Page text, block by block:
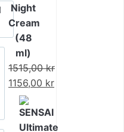
Night
Cream
(48
ml)
1515,00kr
Det
ursprungliga
priset
var:
1156,00 kr
Det
nuvarande
priset